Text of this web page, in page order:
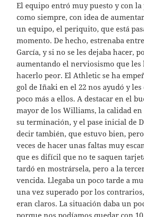
El equipo entró muy puesto y con
como siempre, con idea de
un equipo, el periquito, que está
momento. De hecho, estrenaba
García, y si no se les dejaba hacer,
aumentando el nerviosismo que les
hacerlo peor. El Athletic se ha
gol de Iñaki en el 22 nos ayudó y
poco más a ellos. A destacar en el
mayor de los Williams, la calidad
su terminación, y el pase inicial de
decir también, que estuvo bien,
veces de hacer unas faltas muy
que es difícil que no te saquen
tardó en mostrársela, pero a la
vencida. Llegaba un poco tarde a
una vez superado por los
eran claros. La situación daba un